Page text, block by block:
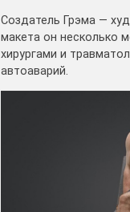
Создатель Грэма —
макета он несколько
хирургами и
автоаварий.